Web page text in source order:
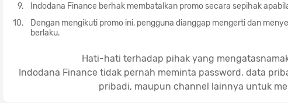
Indodana Finance berhak membatalkan promo secara sepihak
Dengan mengikuti promo ini, pengguna dianggap mengerti dan
berlaku.
Hati-hati terhadap pihak yang
Indodana Finance tidak pernah meminta password, data
pribadi, maupun channel lainnya untuk